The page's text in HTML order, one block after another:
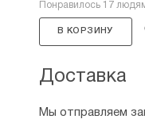
Понравилось 17
В КОРЗИНУ
Доставка
Мы отправляем